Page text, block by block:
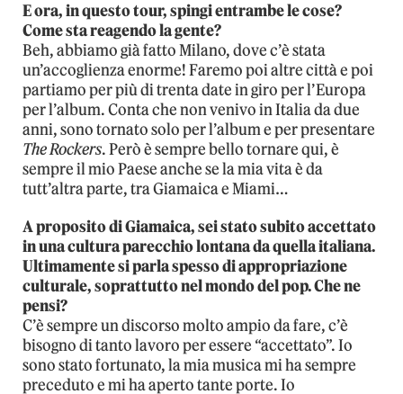
E ora, in questo tour, spingi entrambe le cose?
Come sta reagendo la gente?
Beh, abbiamo già fatto Milano, dove c’è stata
un’accoglienza enorme! Faremo poi altre città e poi
partiamo per più di trenta date in giro per l’Europa
per l’album. Conta che non venivo in Italia da due
anni, sono tornato solo per l’album e per presentare
The Rockers. Però è sempre bello tornare qui, è
sempre il mio Paese anche se la mia vita è da
tutt’altra parte, tra Giamaica e Miami…
A proposito di Giamaica, sei stato subito accettato
in una cultura parecchio lontana da quella italiana.
Ultimamente si parla spesso di appropriazione
culturale, soprattutto nel mondo del pop. Che ne
pensi?
C’è sempre un discorso molto ampio da fare, c’è
bisogno di tanto lavoro per essere “accettato”. Io
sono stato fortunato, la mia musica mi ha sempre
preceduto e mi ha aperto tante porte. Io